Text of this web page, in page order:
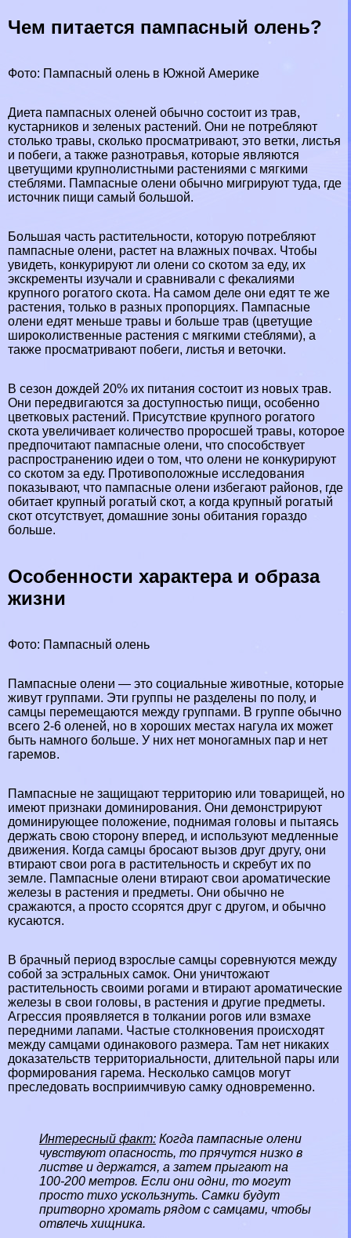
Чем питается пампасный олень?
Фото: Пампасный олень в Южной Америке
Диета пампасных оленей обычно состоит из трав,
кустарников и зеленых растений. Они не потрeбляют
столько травы, сколько просматривают, это ветки, листья
и побеги, а также разнотравья, которые являются
цветущими крупнолистными растениями с мягкими
стeблями. Пампасные олени обычно мигрируют туда, где
источник пищи самый большой.
Большая часть растительности, которую потрeбляют
пампасные олени, растет на влажных почвах. Чтобы
увидеть, конкурируют ли олени со скотом за еду, их
экскременты изучали и сравнивали с фекалиями
крупного рогатого скота. На самом деле они едят те же
растения, только в разных пропорциях. Пампасные
олени едят меньше травы и больше трав (цветущие
широколиственные растения с мягкими стeблями), а
также просматривают побеги, листья и веточки.
В сезон дождей 20% их питания состоит из новых трав.
Они передвигаются за доступностью пищи, особенно
цветковых растений. Присутствие крупного рогатого
скота увеличивает количество проросшей травы, которое
предпочитают пампасные олени, что способствует
распространению идеи о том, что олени не конкурируют
со скотом за еду. Противоположные исследования
показывают, что пампасные олени избегают районов, где
обитает крупный рогатый скот, а когда крупный рогатый
скот отсутствует, домашние зоны обитания гораздо
больше.
Особенности хаpaктера и образа
жизни
Фото: Пампасный олень
Пампасные олени — это социальные животные, которые
живут группами. Эти группы не разделены по полу, и
самцы перемещаются между группами. В группе обычно
всего 2-6 оленей, но в хороших местах нагула их может
быть намного больше. У них нет моногамных пар и нет
гаремов.
Пампасные не защищают территорию или товарищей, но
имеют признаки доминирования. Они демонстрируют
доминирующее положение, поднимая головы и пытаясь
держать свою сторону вперед, и используют медленные
движения. Когда самцы бросают вызов друг другу, они
втирают свои рога в растительность и скрeбyт их по
земле. Пампасные олени втирают свои ароматические
железы в растения и предметы. Они обычно не
сражаются, а просто ссорятся друг с другом, и обычно
кусаются.
В брачный период взрослые самцы соревнуются между
собой за эстральных самок. Они уничтожают
растительность своими рогами и втирают ароматические
железы в свои головы, в растения и другие предметы.
Агрессия проявляется в толкании рогов или взмахе
передними лапами. Частые столкновения происходят
между самцами одинакового размера. Там нет никаких
доказательств территориальности, длительной пары или
формирования гарема. Несколько самцов могут
преследовать восприимчивую самку одновременно.
Интересный факт: Когда пампасные олени
чувствуют опасность, то прячутся низко в
листве и держатся, а затем прыгают на
100-200 метров. Если они одни, то могут
просто тихо ускользнуть. Самки будут
притворно хромать рядом с самцами, чтобы
отвлечь хищника.